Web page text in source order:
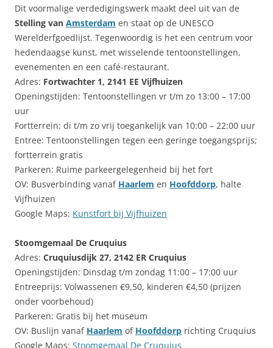
Dit voormalige verdedigingswerk maakt deel uit van de
Stelling van Amsterdam en staat op de UNESCO
Werelderfgoedlijst. Tegenwoordig is het een centrum voor
hedendaagse kunst, met wisselende tentoonstellingen,
evenementen en een café-restaurant.
Adres: Fortwachter 1, 2141 EE Vijfhuizen
Openingstijden: Tentoonstellingen vr t/m zo 13:00 – 17:00
uur
Fortterrein: di t/m zo vrij toegankelijk van 10:00 – 22:00 uur
Entree: Tentoonstellingen tegen een geringe toegangsprijs;
fortterrein gratis
Parkeren: Ruime parkeergelegenheid bij het fort
OV: Busverbinding vanaf Haarlem en Hoofddorp, halte
Vijfhuizen
Google Maps: Kunstfort bij Vijfhuizen
Stoomgemaal De Cruquius
Adres: Cruquiusdijk 27, 2142 ER Cruquius
Openingstijden: Dinsdag t/m zondag 11:00 – 17:00 uur
Entreeprijs: Volwassenen €9,50, kinderen €4,50 (prijzen
onder voorbehoud)
Parkeren: Gratis bij het museum
OV: Buslijn vanaf Haarlem of Hoofddorp richting Cruquius
Google Maps: Stoomgemaal De Cruquius